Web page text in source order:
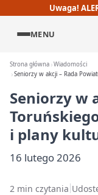
Uwaga!
MENU
Strona główna Wiadomości
Seniorzy w akcji – Rada
Seniorzy w
i plany
16 lutego 2026
2 min czytania